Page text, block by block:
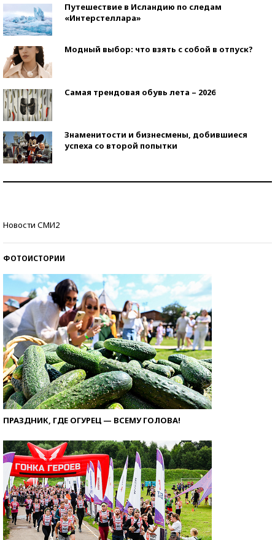
Путешествие в Исландию по следам
«Интерстеллара»
Модный выбор: что взять с собой в отпуск?
Самая трендовая обувь лета – 2026
Знаменитости и бизнесмены, добившиеся
успеха со второй попытки
Новости СМИ2
ФОТОИСТОРИИ
ПРАЗДНИК, ГДЕ ОГУРЕЦ — ВСЕМУ ГОЛОВА!